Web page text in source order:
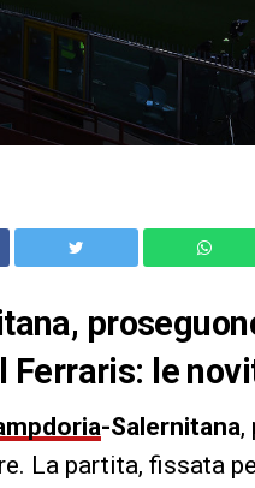
Ferraris: le
-Salernitana,
La partita, fissata